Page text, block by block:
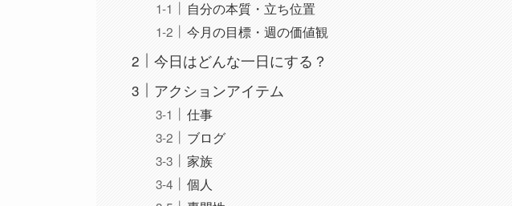
自分の本質・立ち位置
今月の目標・週の価値観
今日はどんな一日にする？
アクションアイテム
仕事
ブログ
家族
個人